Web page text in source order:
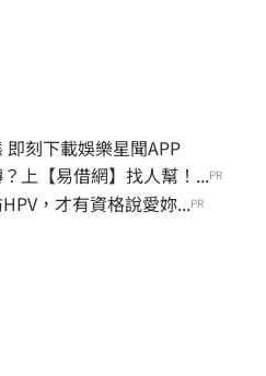
一手掌握明星動態 即刻下載娛樂星聞APP
上【易借網】找人幫！...PR
，才有資格說愛妳...PR